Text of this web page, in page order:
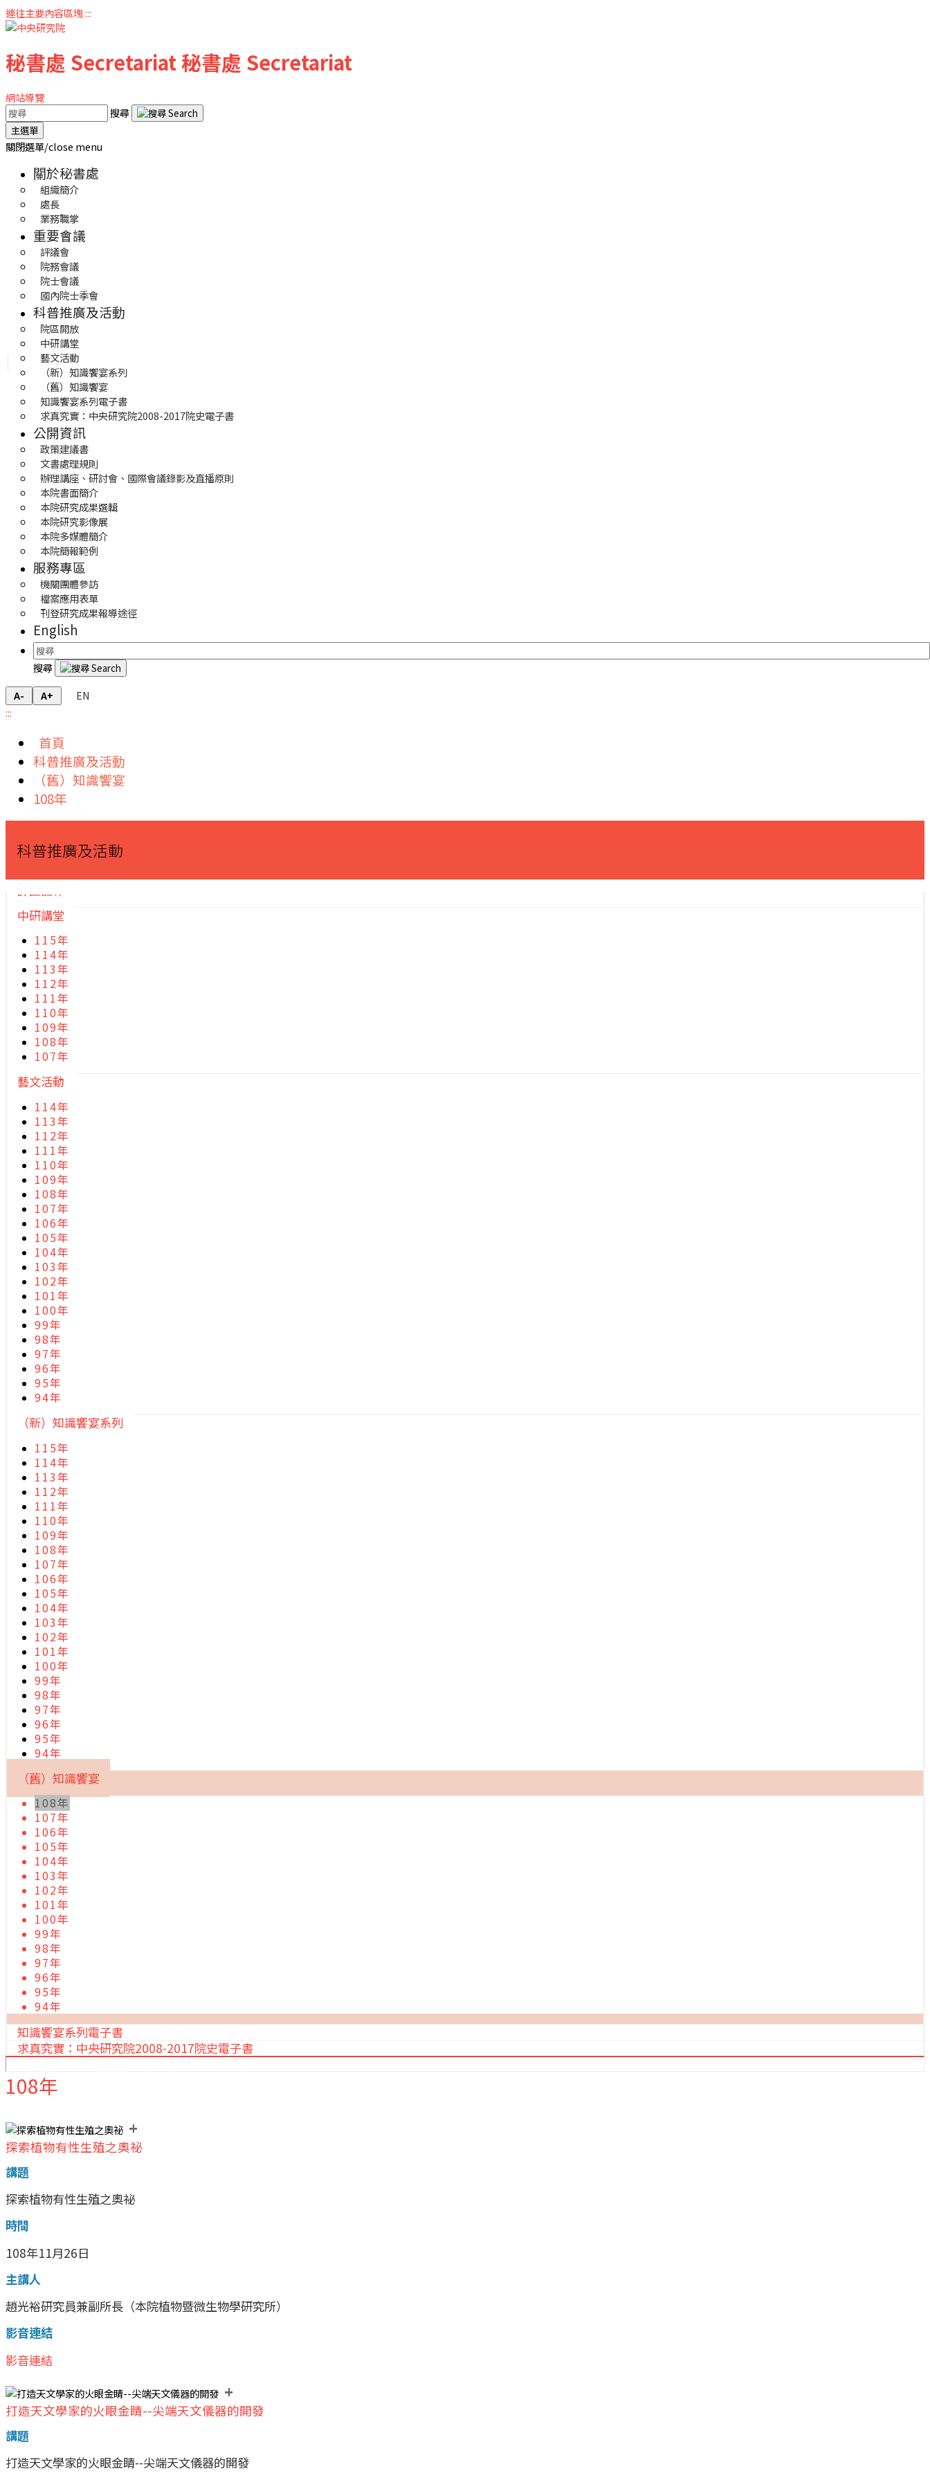
連往主要內容區塊:::
秘書處 Secretariat秘書處 Secretariat
網站導覽
搜尋
主選單
關閉選單/close menu
關於秘書處
組織簡介
處長
業務職掌
重要會議
評議會
院務會議
院士會議
國內院士季會
科普推廣及活動
院區開放
中研講堂
藝文活動
（新）知識饗宴系列
（舊）知識饗宴
知識饗宴系列電子書
求真究實：中央研究院2008-2017院史電子書
公開資訊
政策建議書
文書處理規則
辦理講座、研討會、國際會議錄影及直播原則
本院書面簡介
本院研究成果選輯
本院研究影像展
本院多媒體簡介
本院簡報範例
服務專區
機關團體參訪
檔案應用表單
刊登研究成果報導途徑
English
搜尋
A- A+
EN
:::
首頁
科普推廣及活動
（舊）知識饗宴
108年
科普推廣及活動
院區開放
中研講堂
115年
114年
113年
112年
111年
110年
109年
108年
107年
藝文活動
114年
113年
112年
111年
110年
109年
108年
107年
106年
105年
104年
103年
102年
101年
100年
99年
98年
97年
96年
95年
94年
（新）知識饗宴系列
115年
114年
113年
112年
111年
110年
109年
108年
107年
106年
105年
104年
103年
102年
101年
100年
99年
98年
97年
96年
95年
94年
（舊）知識饗宴
108年
107年
106年
105年
104年
103年
102年
101年
100年
99年
98年
97年
96年
95年
94年
知識饗宴系列電子書
求真究實：中央研究院2008-2017院史電子書
108年
+
探索植物有性生殖之奧祕
講題
探索植物有性生殖之奧祕
時間
108年11月26日
主講人
趙光裕研究員兼副所長（本院植物暨微生物學研究所）
影音連結
影音連結
+
打造天文學家的火眼金睛--尖端天文儀器的開發
講題
打造天文學家的火眼金睛--尖端天文儀器的開發